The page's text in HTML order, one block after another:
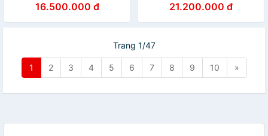
16.500.000 đ 21.200.000 đ
Trang 1/47
1 2 3 4 5 6 7 8 9 10 »